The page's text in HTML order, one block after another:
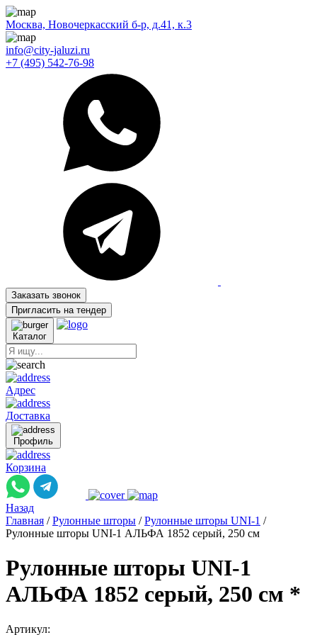
Москва, Новочеркасский б-р, д.41, к.3
info@city-jaluzi.ru
+7 (495) 542-76-98
Заказать звонок
Пригласить на тендер
Каталог
Адрес
Доставка
Профиль
Корзина
Назад
Главная / Рулонные шторы / Рулонные шторы UNI-1 /
Рулонные шторы UNI-1 АЛЬФА 1852 серый, 250 см
Рулонные шторы UNI-1
АЛЬФА 1852 серый, 250 см *
Артикул: